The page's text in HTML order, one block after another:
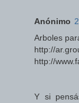
Anónimo
Arboles
http://
http://
Y si